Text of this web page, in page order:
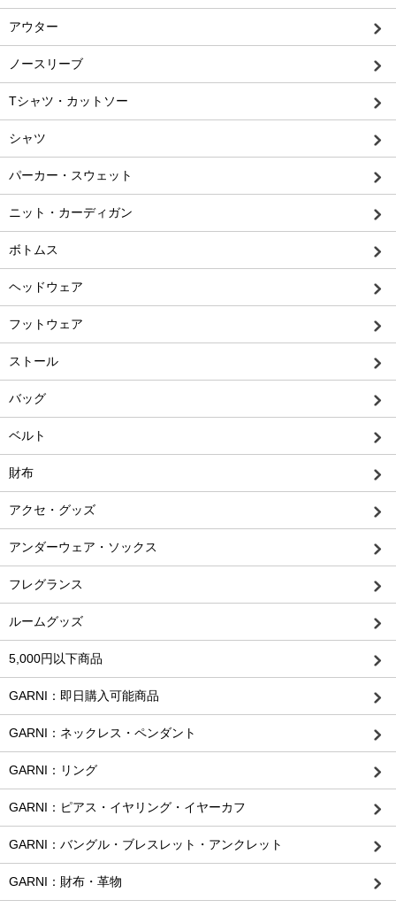
アウター
ノースリーブ
Tシャツ・カットソー
シャツ
パーカー・スウェット
ニット・カーディガン
ボトムス
ヘッドウェア
フットウェア
ストール
バッグ
ベルト
財布
アクセ・グッズ
アンダーウェア・ソックス
フレグランス
ルームグッズ
5,000円以下商品
GARNI：即日購入可能商品
GARNI：ネックレス・ペンダント
GARNI：リング
GARNI：ピアス・イヤリング・イヤーカフ
GARNI：バングル・ブレスレット・アンクレット
GARNI：財布・革物